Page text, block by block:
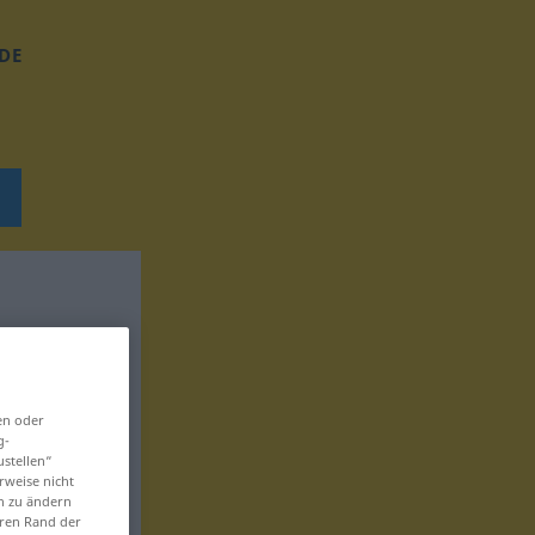
DE
oder
nicht
zu ändern
Rand der